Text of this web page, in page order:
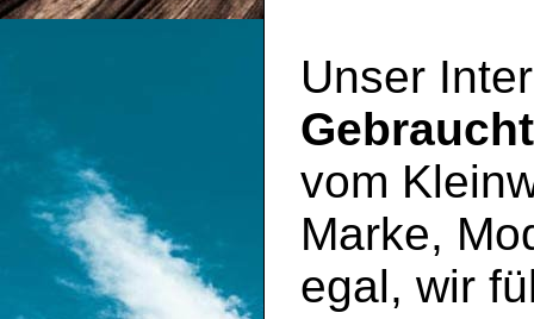
Unser
vom
Marke,
egal, wir